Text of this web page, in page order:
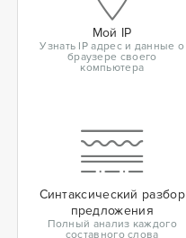
Мой IP
Узнать IP адрес и данные о
браузере своего
компьютера
Синтаксический разбор
предложения
Полный анализ каждого
составного слова